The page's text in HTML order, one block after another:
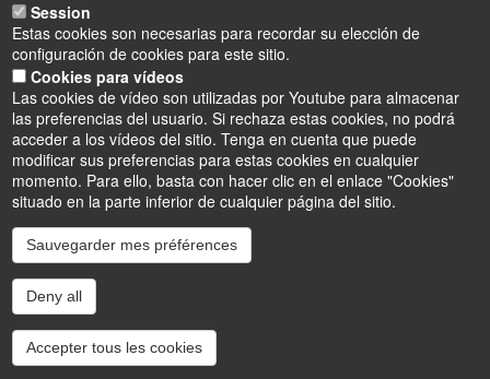
Observatoire des Sciences de l'Univers en région Centre
Campus Géosciences
1A rue de la Férollerie
45071 Orléans cedex 2
InstagramLinkedInYoutube
Accessibilité : partiellement conforme
Cookies
Intranet
Session
Estas cookies son necesarias para recordar su elección de
configuración de cookies para este sitio.
Cookies para vídeos
Las cookies de vídeo son utilizadas por Youtube para almacenar
las preferencias del usuario. Si rechaza estas cookies, no podrá
acceder a los vídeos del sitio. Tenga en cuenta que puede
modificar sus preferencias para estas cookies en cualquier
momento. Para ello, basta con hacer clic en el enlace "Cookies"
situado en la parte inferior de cualquier página del sitio.
Sauvegarder mes préférences
Deny all
Accepter tous les cookies